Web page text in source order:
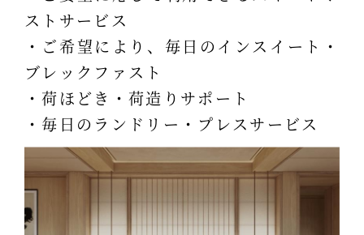
ストサービス
・ご希望により、毎日のインスイート・
ブレックファスト
・荷ほどき・荷造りサポート
・毎日のランドリー・プレスサービス